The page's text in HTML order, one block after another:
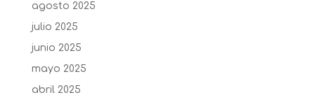
agosto 2025
julio 2025
junio 2025
mayo 2025
abril 2025